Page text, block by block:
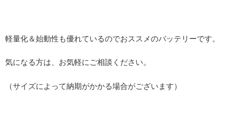
軽量化＆始動性も優れているのでおススメのバッテリーです。
気になる方は、お気軽にご相談ください。
（サイズによって納期がかかる場合がございます）